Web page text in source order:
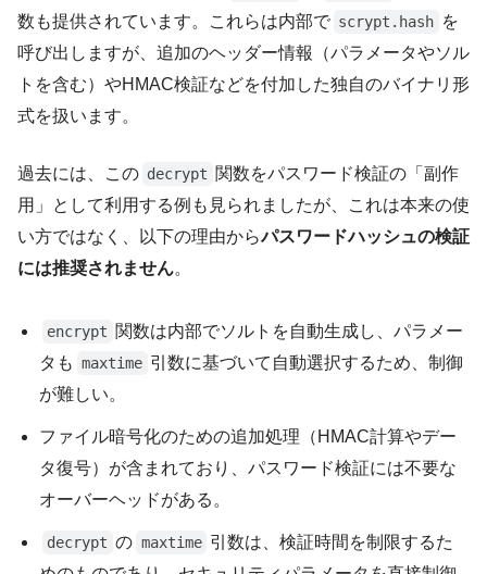
数も提供されています。これらは内部で scrypt.hash を
呼び出しますが、追加のヘッダー情報（パラメータやソル
トを含む）やHMAC検証などを付加した独自のバイナリ形
式を扱います。
過去には、この decrypt 関数をパスワード検証の「副作
用」として利用する例も見られましたが、これは本来の使
い方ではなく、以下の理由からパスワードハッシュの検証
には推奨されません。
encrypt 関数は内部でソルトを自動生成し、パラメー
タも maxtime 引数に基づいて自動選択するため、制御
が難しい。
ファイル暗号化のための追加処理（HMAC計算やデー
タ復号）が含まれており、パスワード検証には不要な
オーバーヘッドがある。
decrypt の maxtime 引数は、検証時間を制限するた